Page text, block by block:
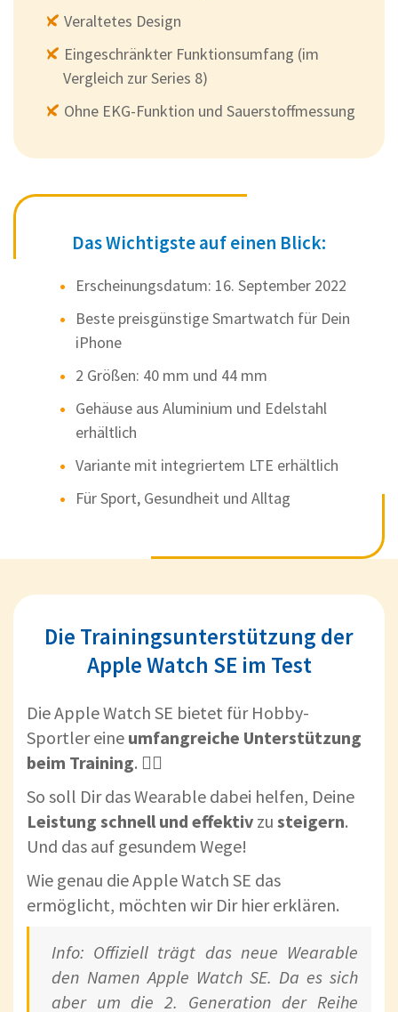
Veraltetes Design
Eingeschränkter Funktionsumfang (im
Vergleich zur Series 8)
Ohne EKG-Funktion und Sauerstoffmessung
Das Wichtigste auf einen Blick:
Erscheinungsdatum: 16. September 2022
Beste preisgünstige Smartwatch für Dein
iPhone
2 Größen: 40 mm und 44 mm
Gehäuse aus Aluminium und Edelstahl
erhältlich
Variante mit integriertem LTE erhältlich
Für Sport, Gesundheit und Alltag
Die Trainingsunterstützung der
Apple Watch SE im Test
Die Apple Watch SE bietet für Hobby-
Sportler eine umfangreiche Unterstützung
beim Training. 🚴‍♀️
So soll Dir das Wearable dabei helfen, Deine
Leistung schnell und effektiv zu steigern.
Und das auf gesundem Wege!
Wie genau die Apple Watch SE das
ermöglicht, möchten wir Dir hier erklären.
Info: Offiziell trägt das neue Wearable
den Namen Apple Watch SE. Da es sich
aber um die 2. Generation der Reihe